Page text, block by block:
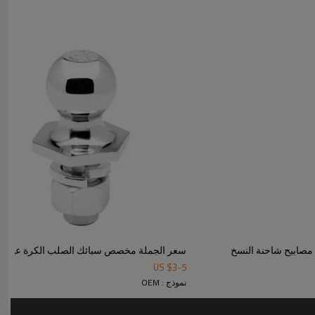
بالاحتفاظ بشكلها المشوه أثناء تبريدها. يتم تحقيق تزوير
الجزء المطلوب. غالبًا ما يتم تحقيق ذلك باستخدام قالب
شاحنة النسخ
سعر الجملة مخصص سبائك الصلب الكرة عقبة
US $3-5
نموذج : OEM